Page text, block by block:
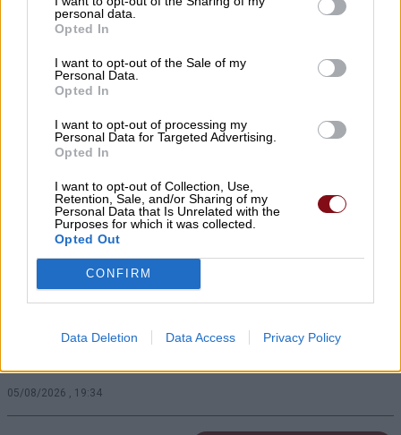
personal data.
Opted In
I want to opt-out of the Sale of my
Personal Data.
Opted In
I want to opt-out of processing my
Personal Data for Targeted Advertising.
Opted In
I want to opt-out of Collection, Use,
Retention, Sale, and/or Sharing of my
Personal Data that Is Unrelated with the
Purposes for which it was collected.
Opted Out
CONFIRM
Data Deletion Data Access Privacy Policy
κινηματογράφου στην Κουτσουπιά
Νέο μεσιτικό γραφείο ihomie – Κατερίνα
05/08/2026 , 20:36
ΛΑ.ΣΥ.: Η διοίκηση Μαμάκου διευρύνει την
ιδιωτικοποίηση της υπηρεσίας πρασίνου
μέχρι το 2028
05/08/2026 , 20:23
απόφαση και προμελετημένο πολιτικό
05/08/2026 , 19:34